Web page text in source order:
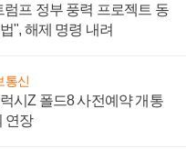
럼프 정부 풍력 프로젝트 동
", 해제 명령 내려
통신
시Z 폴드8 사전예약 개통
연장